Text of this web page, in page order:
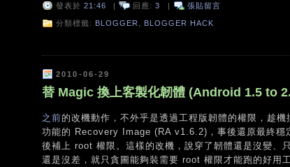
發表於 21:46 | 回應: 3 | 張貼留言
分類標籤: BLOGGER BLOGGER HACK
2010-06-29
替 Magic 換上客製化韌體 (Android 1.5 to
之前的改機動作，不外乎是透過工程版韌體的權限，趁
功能的 Recovery Image (RA v1.6.2)，事後還原最終
後補上 root 權限。這樣的改機，說穿了韌體還是沒變、
還是沒差，就只貪圖能夠裝需要 root 權限才能跑的好用